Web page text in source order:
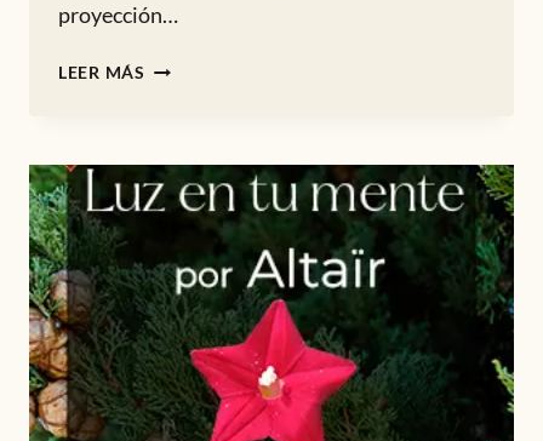
proyección…
LEER MÁS MANIFESTACIÓN